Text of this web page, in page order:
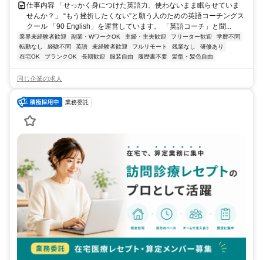
仕事内容 「せっかく身につけた英語力、使わないまま眠らせていま
せんか？」 “もう挫折したくない”と願う人のための英語コーチングス
クール 「90 English」を運営しています。 「英語コーチ」と聞...
業界未経験者歓迎 副業・WワークOK 主婦・主夫歓迎 フリーター歓迎
学歴不問
転勤なし
経験不問 英語 未経験者歓迎 フルリモート 残業なし
研修あり
在宅OK
ブランクOK 長期歓迎 服装自由 履歴書不要 髪型・髪色自由
同じ企業の求人
業務委託